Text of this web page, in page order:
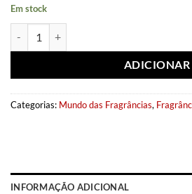
Em stock
ADICIONAR
Categorias: Mundo das Fragrâncias,
INFORMAÇÃO ADICIONAL